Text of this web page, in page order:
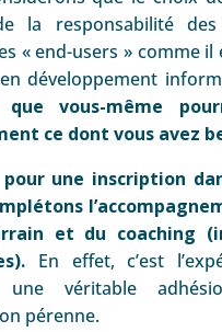
la responsabilité des
« end-users » comme
développement
que vous-même
ce dont vous avez
pour une inscription
et du coaching
En effet, c’est
une véritable
pérenne.